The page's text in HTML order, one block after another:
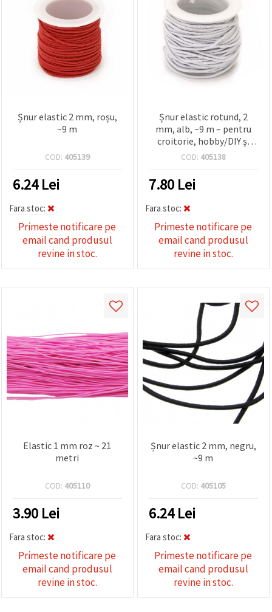
Șnur elastic 2 mm, roșu,
~9 m
COD: 405139
6.24Lei
Fara stoc:
Primeste notificare pe
email cand produsul
revine in stoc.
Șnur elastic rotund, 2
mm, alb, ~9 m – pentru
croitorie, hobby/DIY și
proiecte decorative
COD: 405138
7.80 Lei
Fara stoc:
Primeste notificare pe
email cand produsul
revine in stoc.
Elastic 1 mm roz ~ 21
metri
COD: 405110
3.90 Lei
Fara stoc:
Primeste notificare pe
email cand produsul
revine in stoc.
Șnur elastic 2 mm, negru,
~9 m
COD: 405105
6.24Lei
Fara stoc:
Primeste notificare pe
email cand produsul
revine in stoc.